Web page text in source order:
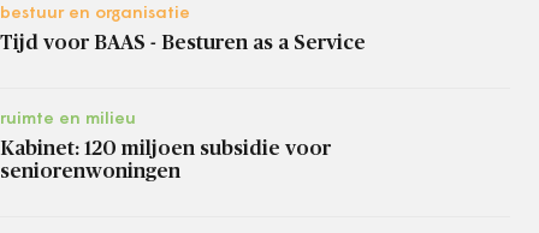
bestuur en organisatie
Tijd voor BAAS - Besturen as a Service
ruimte en milieu
Kabinet: 120 miljoen subsidie voor
seniorenwoningen